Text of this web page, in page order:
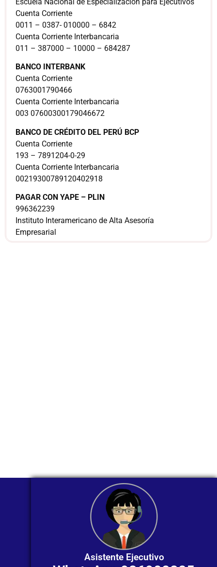
Cuenta Corriente
0011 – 0387- 010000 – 6842
Cuenta Corriente Interbancaria
011 – 387000 – 10000 – 684287
BANCO INTERBANK
Cuenta Corriente
0763001790466
Cuenta Corriente Interbancaria
003 07600300179046672
BANCO DE CRÉDITO DEL PERÚ BCP
Cuenta Corriente
193 – 7891204-0-29
Cuenta Corriente Interbancaria
00219300789120402918
PAGAR CON YAPE – PLIN
996362239
Instituto Interamericano de Alta Asesoría
Empresarial
Asistente Ejecutivo